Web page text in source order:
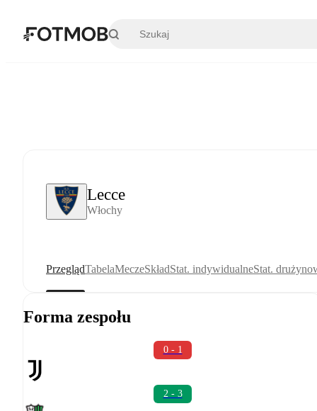
Lecce
Włochy
PrzeglądTabelaMeczeSkładStat. indywidualneStat.
Forma zespołu
0 - 1
2 - 3